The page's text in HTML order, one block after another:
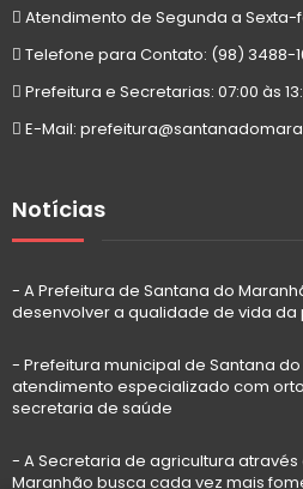
Atendimento de Segunda a Sexta-
Telefone para Contato: (98) 3488-
Prefeitura e Secretarias: 07:00 às
E-Mail:
Notícias
- A Prefeitura de Santana do
desenvolver a qualidade de vida
- Prefeitura municipal de Santana
atendimento especializado com
secretaria de saúde
- A Secretaria de agricultura
Maranhão busca cada vez mais